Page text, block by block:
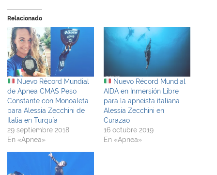
Relacionado
Nuevo Récord Mundial
de Apnea CMAS Peso
Constante con Monoaleta
para Alessia Zecchini de
Italia en Turquía
29 septiembre 2018
En «Apnea»
Nuevo Récord Mundial
AIDA en Inmersión Libre
para la apneista italiana
Alessia Zecchini en
Curazao
16 octubre 2019
En «Apnea»